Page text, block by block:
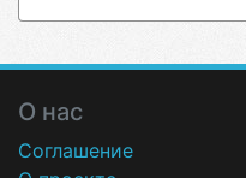
О нас
Соглашение